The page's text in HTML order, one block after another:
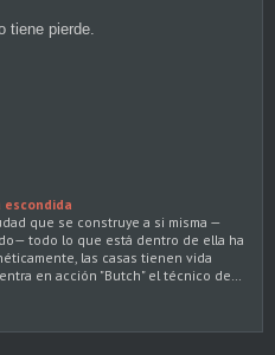
tiene pierde.
escondida
que se construye a si misma —
todo lo que está dentro de ella ha
las casas tienen vida
en acción "Butch" el técnico de…